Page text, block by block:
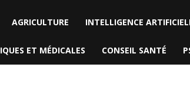
AGRICULTURE INTELLIGENCE
ET MÉDICALES CONSEIL SANTÉ